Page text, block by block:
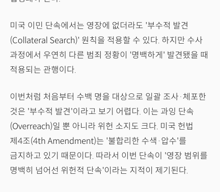
미국 이민 단속에서는 영장에 없더라도 '부수적 발견
(Collateral Search)' 원칙을 적용할 수 있다. 하지만 수사
과정에서 우연히 다른 범죄 정황이 '명백하게' 발견됐을 때
적용되는 관행이다.
이번처럼 처음부터 수백 명을 대상으로 일괄 조사·체포한
것은 '부수적 발견'이라고 보기 어렵다. 이는 과잉 단속
(Overreach)일 뿐 아니라 위헌 소지도 크다. 미국 헌법
제4조(4th Amendment)는 '불합리한 수색·압수'를
금지하고 있기 때문이다. 따라서 이번 단속이 '영장 범위를
명백히 넘어선 위헌적 단속'이라는 지적이 제기된다.